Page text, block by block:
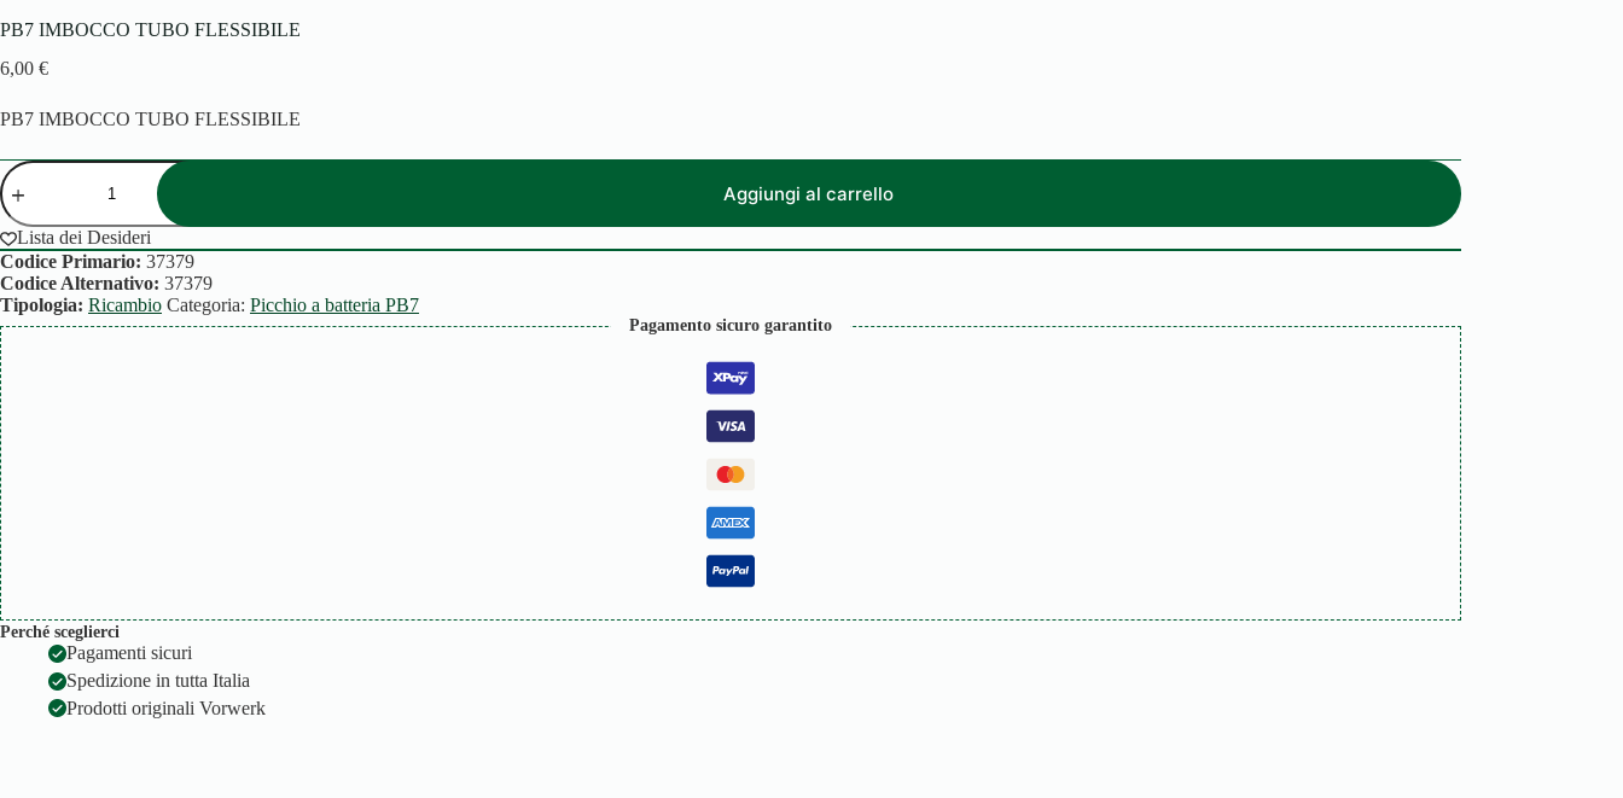
PB7 IMBOCCO TUBO FLESSIBILE
6,00 €
PB7 IMBOCCO TUBO FLESSIBILE
PB7
IMBOCCO
TUBO
FLESSIBILE
quantità
Aggiungi al carrello
Lista dei Desideri
Codice Primario: 37379
Codice Alternativo: 37379
Tipologia: Ricambio Categoria: Picchio a batteria PB7
Pagamento sicuro garantito
Perché sceglierci
Pagamenti sicuri
Spedizione in tutta Italia
Prodotti originali Vorwerk